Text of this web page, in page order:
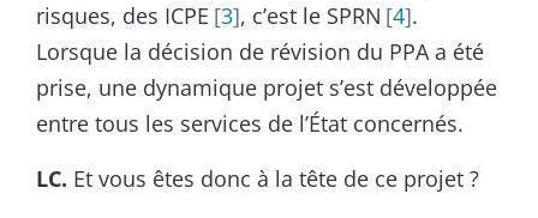
risques, des ICPE 3 , c’est le SPRN 4 .
Lorsque la décision de révision du PPA a été
prise, une dynamique projet s’est développée
entre tous les services de l’État concernés.
LC. Et vous êtes donc à la tête de ce projet ?